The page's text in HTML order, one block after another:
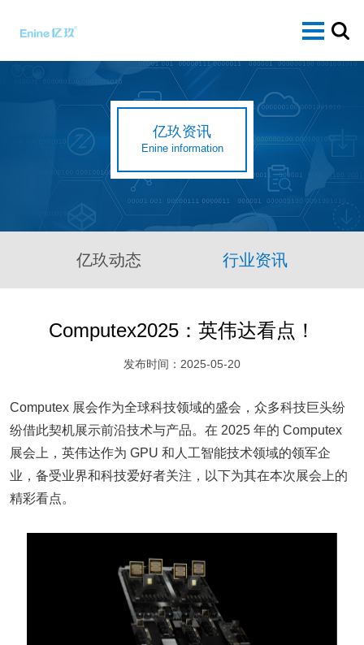
亿玖资讯
Enine information
亿玖动态 行业资讯
Computex2025：英伟达看点！
发布时间：2025-05-20
Computex 展会作为全球科技领域的盛会，众多科技巨头纷
纷借此契机展示前沿技术与产品。在 2025 年的 Computex
展会上，英伟达作为 GPU 和人工智能技术领域的领军企
业，备受业界和科技爱好者关注，以下为其在本次展会上的
精彩看点。